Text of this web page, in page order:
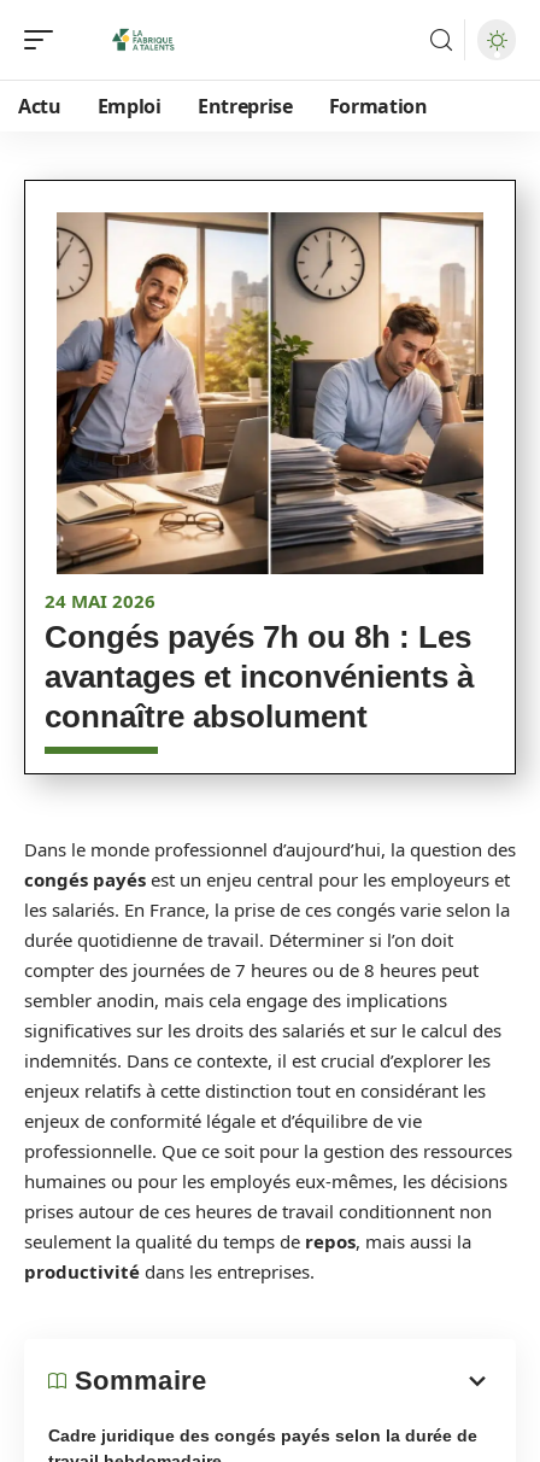
Actu Emploi Entreprise Formation
24 MAI 2026
Congés payés 7h ou 8h : Les
avantages et inconvénients à
connaître absolument
Dans le monde professionnel d’aujourd’hui, la question des
congés payés est un enjeu central pour les employeurs et
les salariés. En France, la prise de ces congés varie selon la
durée quotidienne de travail. Déterminer si l’on doit
compter des journées de 7 heures ou de 8 heures peut
sembler anodin, mais cela engage des implications
significatives sur les droits des salariés et sur le calcul des
indemnités. Dans ce contexte, il est crucial d’explorer les
enjeux relatifs à cette distinction tout en considérant les
enjeux de conformité légale et d’équilibre de vie
professionnelle. Que ce soit pour la gestion des ressources
humaines ou pour les employés eux-mêmes, les décisions
prises autour de ces heures de travail conditionnent non
seulement la qualité du temps de repos, mais aussi la
productivité dans les entreprises.
Sommaire
Cadre juridique des congés payés selon la durée de